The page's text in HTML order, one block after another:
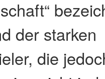
der starken
die